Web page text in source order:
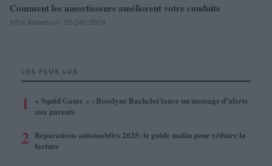
Comment les amortisseurs améliorent votre conduite
Infos Rédaction · 20 Déc 2024
LES PLUS LUS
1
« Squid Game » : Roselyne Bachelot lance un message d’alerte
aux parents
2 Réparations automobiles 2025: le guide malin pour réduire la
facture